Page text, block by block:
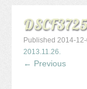
Órarendek
Szakképzés
DSCF3725
Published 2014-
2013.11.26.
← Previous